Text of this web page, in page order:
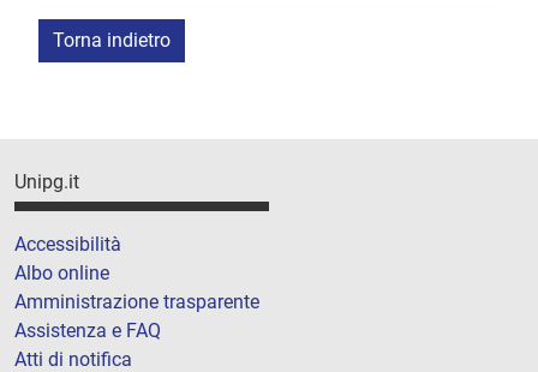
Torna indietro
Unipg.it
Accessibilità
Albo online
Amministrazione trasparente
Assistenza e FAQ
Atti di notifica